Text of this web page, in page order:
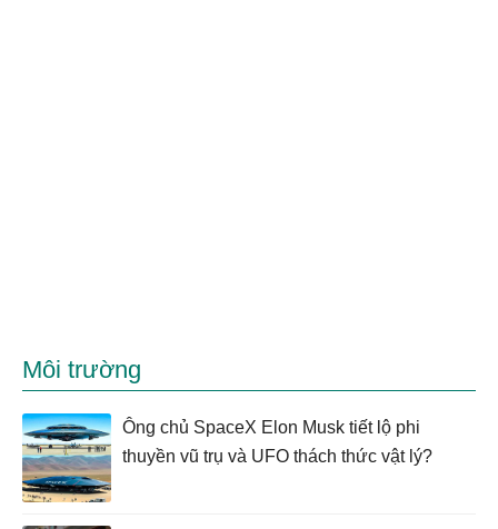
Môi trường
Ông chủ SpaceX Elon Musk tiết lộ phi
thuyền vũ trụ và UFO thách thức vật lý?